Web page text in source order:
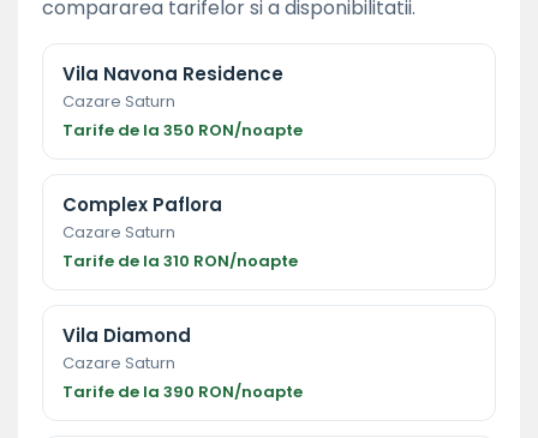
compararea tarifelor si a disponibilitatii.
Vila Navona Residence
Cazare Saturn
Tarife de la 350 RON/noapte
Complex Paflora
Cazare Saturn
Tarife de la 310 RON/noapte
Vila Diamond
Cazare Saturn
Tarife de la 390 RON/noapte